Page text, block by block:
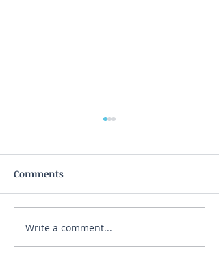
Smoothie: Summer
Days
Comments
Write a comment...